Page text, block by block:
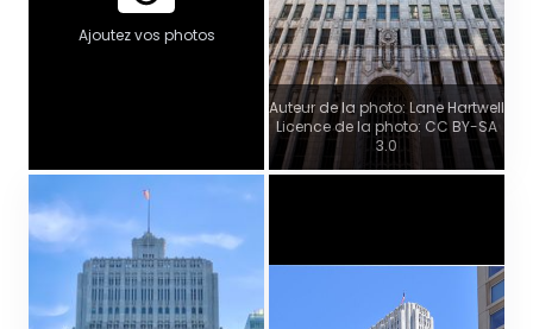
Ajoutez vos photos
Auteur de la photo: Lane Hartwell
Licence de la photo: CC BY-SA
3.0